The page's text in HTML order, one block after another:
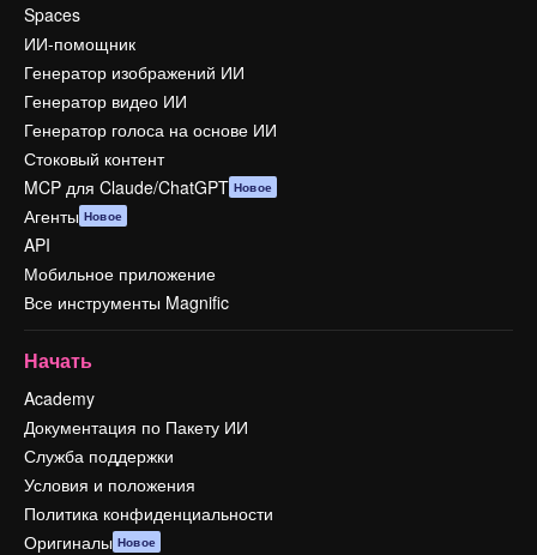
Spaces
ИИ-помощник
Генератор изображений ИИ
Генератор видео ИИ
Генератор голоса на основе ИИ
Стоковый контент
MCP для Claude/ChatGPT Новое
Агенты Новое
API
Мобильное приложение
Все инструменты Magnific
Начать
Academy
Документация по Пакету ИИ
Служба поддержки
Условия и положения
Политика конфиденциальности
Оригиналы Новое